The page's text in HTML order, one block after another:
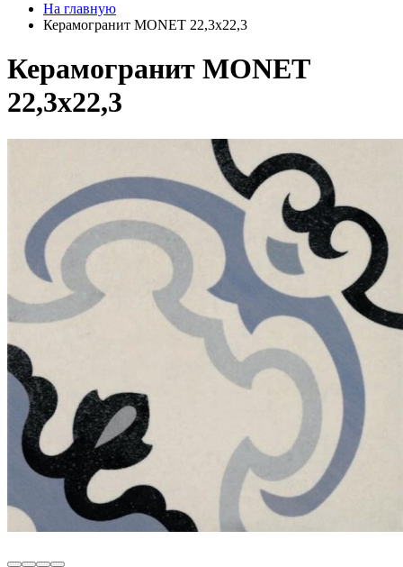
На главную
Керамогранит MONET 22,3x22,3
Керамогранит MONET
22,3x22,3